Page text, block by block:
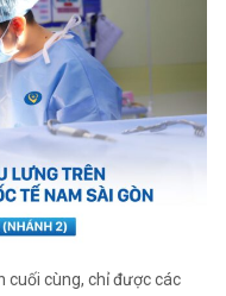
cuối cùng, chỉ được các